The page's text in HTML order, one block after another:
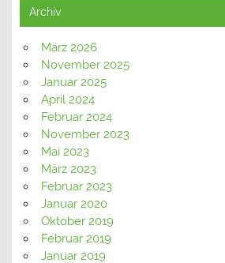
Archiv
März 2026
November 2025
Januar 2025
April 2024
Februar 2024
November 2023
Mai 2023
März 2023
Februar 2023
Januar 2020
Oktober 2019
Februar 2019
Januar 2019